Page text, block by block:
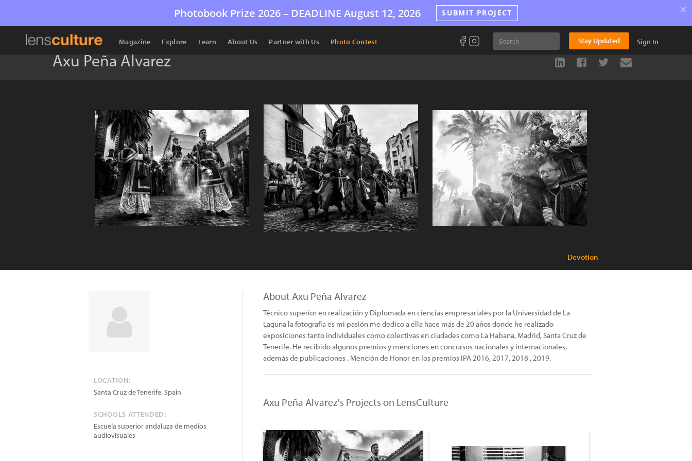
Photobook Prize 2026 – DEADLINE August 12, 2026 SUBMIT PROJECT ×
Magazine Explore Learn About Us Partner with Us Photo Contest Stay Updated Sign In
Axu Peña Alvarez
Devotion
LOCATION:
Santa Cruz de Tenerife,Spain
SCHOOLS ATTENDED:
Escuela superior andaluza de medios
audiovisuales
About Axu Peña Alvarez
Técnico superior en realización y Diplomada en ciencias empresariales por la Universidad de La
Laguna la fotografía es mi pasión me dedico a ella hace más de 20 años donde he realizado
exposiciones tanto individuales como colectivas en ciudades como La Habana, Madrid, Santa Cruz de
Tenerife. He recibido algunos premios y menciones en concursos nacionales y internacionales,
además de publicaciones . Mención de Honor en los premios IPA 2016, 2017, 2018 , 2019.
Axu Peña Alvarez's Projects on LensCulture